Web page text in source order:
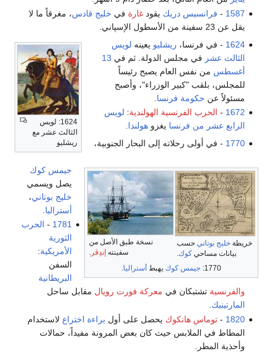
دريكيقودغارةفي خليج قادس، مغرقاً ما لا
1624: لويس
الثالث عشر مع
ريشليو
ريشليويعينهلويس
مجلس الدولة. ثم في13
نفس العام يصبح رئيساً
"كبير الوزراء"، وأصبح
فرنسا.
الفرنسية الهولندية: لويس
من فرنسايغزوهولندا.
حسب
نسخة طبق الأصل من
سفينته
يهبطأستراليا.
رحلاته إلى البحار الجنوبية،
جيمس كوك
يصل ويسمي
خليج بوتاني،
أستراليا.
1781
-الحرب
الثورية
الأمريكية:
السفن
البريطانية
فيمعركة فورت رويال مقابل ساحل
هانكوكيحصل على أولبراءة اختراعلاستخدام
حيث كان بعض المرونة مفيداً، حمالات